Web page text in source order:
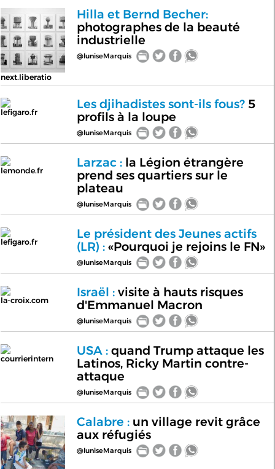
next.liberatio
Hilla et Bernd Becher:
photographes de la beauté
industrielle
@luniseMarquis
lefigaro.fr
Les djihadistes sont-ils fous?5
profils à la loupe
@luniseMarquis
lemonde.fr
Larzac :la Légion étrangère
prend ses quartiers sur le
plateau
@luniseMarquis
lefigaro.fr
Le président des Jeunes actifs
(LR) :«Pourquoi je rejoins le FN»
@luniseMarquis
la-croix.com
Israël :visite à hauts risques
d'Emmanuel Macron
@luniseMarquis
courrierintern
USA :quand Trump attaque les
Latinos, Ricky Martin contre-
attaque
@luniseMarquis
Calabre :un village revit grâce
aux réfugiés
@luniseMarquis